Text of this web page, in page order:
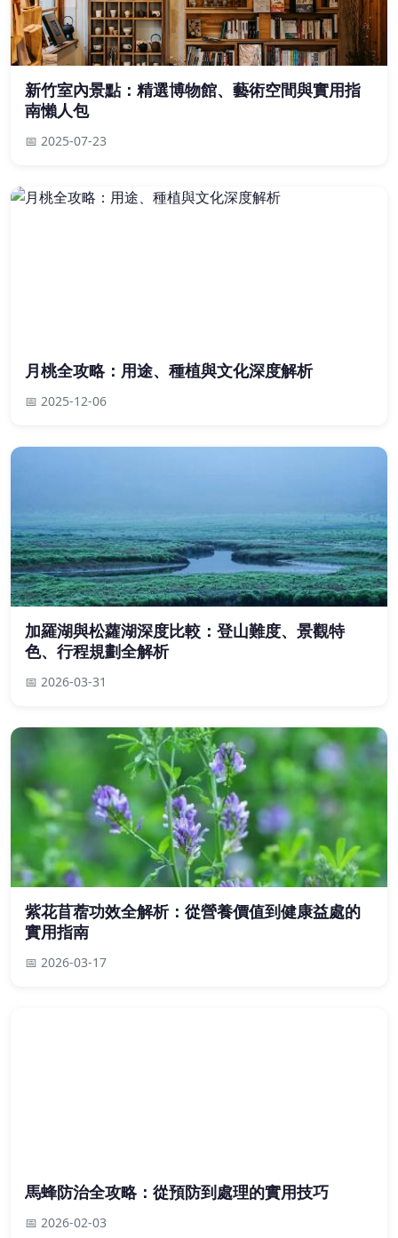
新竹室內景點：精選博物館、藝術空間與實用指
南懶人包
📅 2025-07-23
月桃全攻略：用途、種植與文化深度解析
📅 2025-12-06
加羅湖與松蘿湖深度比較：登山難度、景觀特
色、行程規劃全解析
📅 2026-03-31
紫花苜蓿功效全解析：從營養價值到健康益處的
實用指南
📅 2026-03-17
馬蜂防治全攻略：從預防到處理的實用技巧
📅 2026-02-03